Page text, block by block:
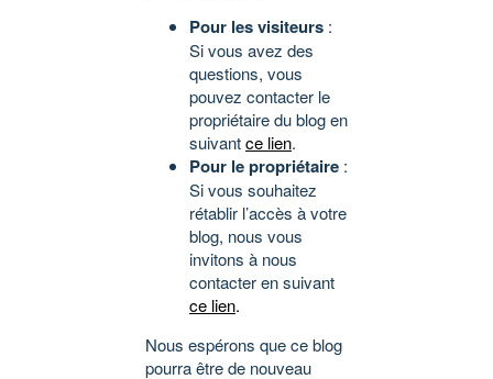
Pour les visiteurs :
Si vous avez des
questions, vous
pouvez contacter le
propriétaire du blog en
suivantce lien.
Pour le propriétaire :
Si vous souhaitez
rétablir l’accès à votre
blog, nous vous
invitons à nous
contacter en suivant
ce lien.
Nous espérons que ce blog
pourra être de nouveau